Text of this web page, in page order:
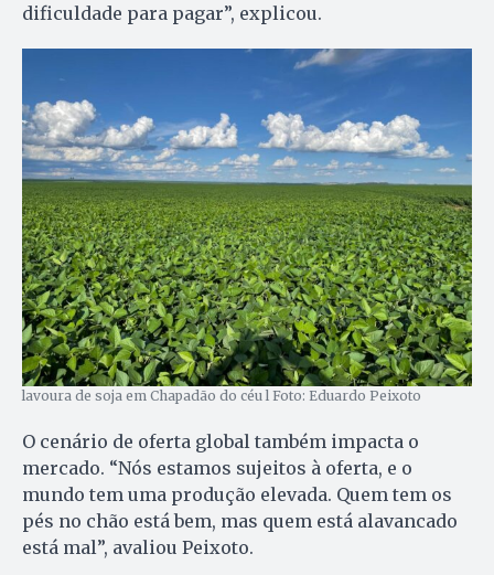
dificuldade para pagar”, explicou.
lavoura de soja em Chapadão do céu l Foto: Eduardo Peixoto
O cenário de oferta global também impacta o
mercado. “Nós estamos sujeitos à oferta, e o
mundo tem uma produção elevada. Quem tem os
pés no chão está bem, mas quem está alavancado
está mal”, avaliou Peixoto.